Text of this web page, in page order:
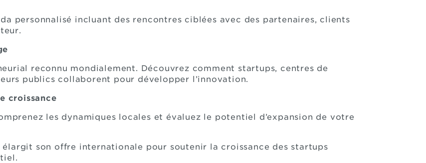
personnalisé incluant des rencontres ciblées avec des partenaires, clients
reconnu mondialement. Découvrez comment startups, centres de
publics collaborent pour développer l’innovation.
croissance
les dynamiques locales et évaluez le potentiel d’expansion de votre
élargit son offre internationale pour soutenir la croissance des startups